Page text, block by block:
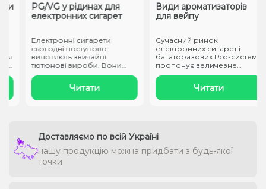
PG/VG у рідинах для
електронних сигарет
Електронні сигарети
сьогодні поступово
витісняють звичайні
тютюнові вироби. Вони
Читати
Види ароматизаторів
для вейпу
Сучасний ринок
електронних сигарет і
багаторазових Pod-систем
пропонує величезне
Читати
Доставляємо по всій Україні
нашу продукцію можна придбати з будь-якої
точки